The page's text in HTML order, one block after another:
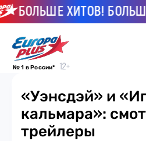
ХИТОВ! БОЛЬШЕ
№ 1 в России*
«Уэнсдэй» и
кальмара»:
трейлеры